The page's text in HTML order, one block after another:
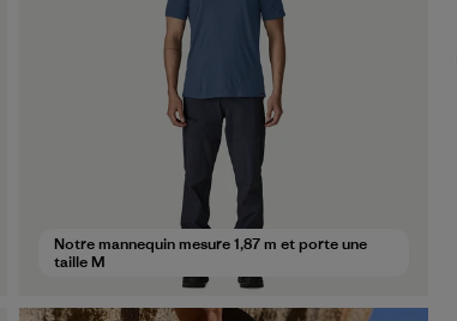
Notre mannequin mesure 1,87 m et porte une
taille M